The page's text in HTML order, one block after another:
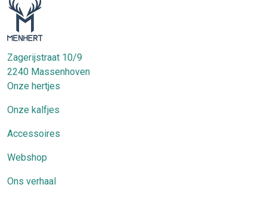
Zagerijstraat 10/9
2240 Massenhoven
Onze hertjes
Onze kalfjes
Accessoires
Webshop
Ons verhaal